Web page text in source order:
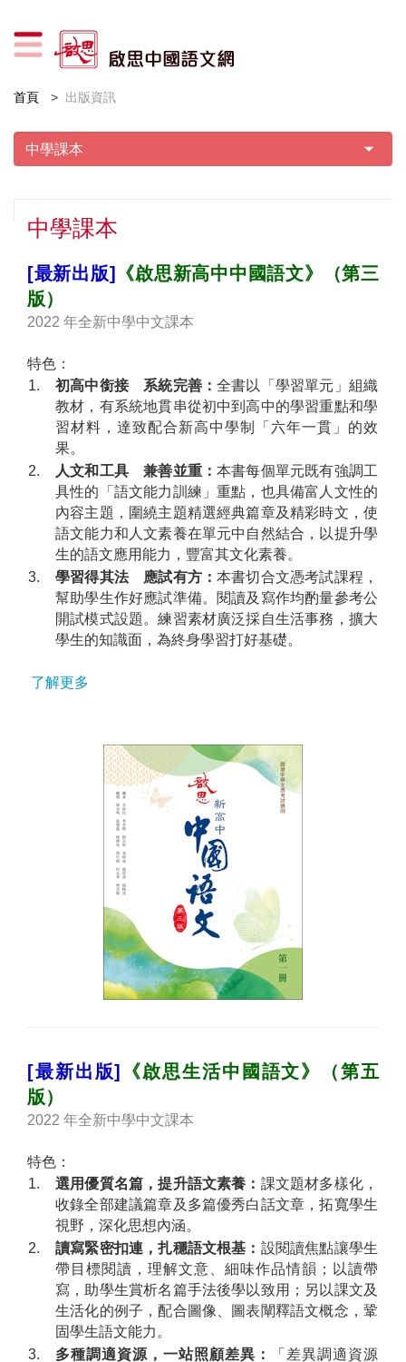
首頁 出版資訊
中學課本
[最新出版] 《啟思新高中中國語文》（第三
版）
2022 年全新中學中文課本
特色：
1.
初高中銜接 系統完善：全書以「學習單元」組織
教材，有系統地貫串從初中到高中的學習重點和學
習材料，達致配合新高中學制「六年一貫」的效
果。
2.
人文和工具 兼善並重：本書每個單元既有強調工
具性的「語文能力訓練」重點，也具備富人文性的
內容主題，圍繞主題精選經典篇章及精彩時文，使
語文能力和人文素養在單元中自然結合，以提升學
生的語文應用能力，豐富其文化素養。
3.
學習得其法 應試有方：本書切合文憑考試課程，
幫助學生作好應試準備。閱讀及寫作均酌量參考公
開試模式設題。練習素材廣泛採自生活事務，擴大
學生的知識面，為終身學習打好基礎。
了解更多
[最新出版]
《啟思生活中國語文》（第五
版）
2022 年全新中學中文課本
特色：
1.
選用優質名篇，提升語文素養： 課文題材多樣化，
收錄全部建議篇章及多篇優秀白話文章，拓寬學生
視野，深化思想內涵。
2.
讀寫緊密扣連，扎穩語文根基： 設閱讀焦點讓學生
帶目標閱讀，理解文意、細味作品情韻；以讀帶
寫，助學生賞析名篇手法後學以致用；另以課文及
生活化的例子，配合圖像、圖表闡釋語文概念，鞏
固學生語文能力。
3.
多種調適資源，一站照顧差異：
「差異調適資源